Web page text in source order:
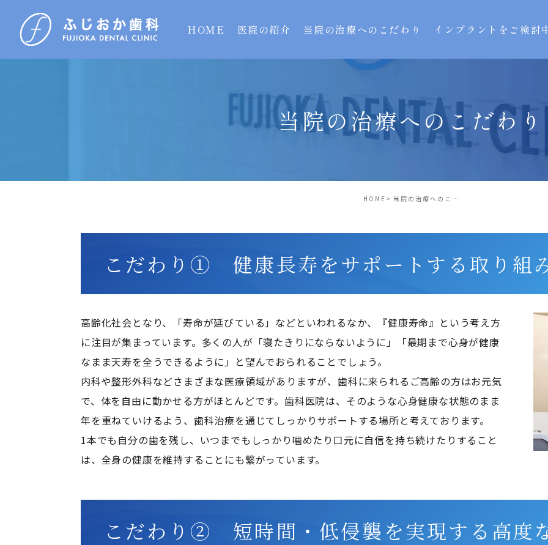
HOME 医院の紹介 当院の治療へのこだわり インプラントをご検討
当院の治療へのこだわり
HOME 当院の治療へのこだわり
こだわり① 健康長寿をサポートする取り組
高齢化社会となり、「寿命が延びている」などといわれるなか、『健康寿命』という考え方
に注目が集まっています。多くの人が「寝たきりにならないように」「最期まで心身が健康
なまま天寿を全うできるように」と望んでおられることでしょう。
内科や整形外科などさまざまな医療領域がありますが、歯科に来られるご高齢の方はお元気
で、体を自由に動かせる方がほとんどです。歯科医院は、そのような心身健康な状態のまま
年を重ねていけるよう、歯科治療を通じてしっかりサポートする場所と考えております。
1本でも自分の歯を残し、いつまでもしっかり噛めたり口元に自信を持ち続けたりすること
は、全身の健康を維持することにも繋がっています。
こだわり② 短時間・低侵襲を実現する高度